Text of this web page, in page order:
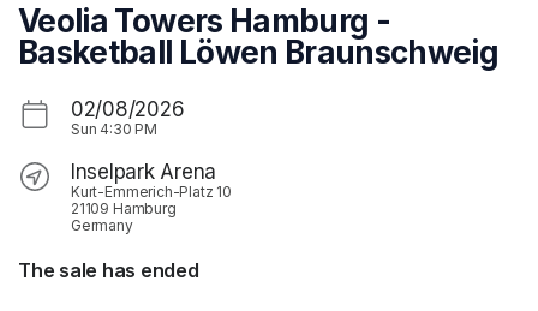
Veolia Towers Hamburg -
Basketball Löwen Braunschweig
02/08/2026
Sun 4:30 PM
Inselpark Arena
Kurt-Emmerich-Platz 10
21109 Hamburg
Germany
The sale has ended